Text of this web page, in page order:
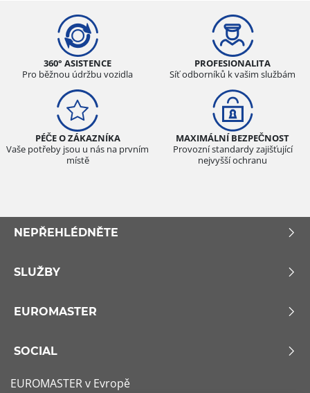
360° ASISTENCE
Pro běžnou údržbu vozidla
PROFESIONALITA
Síť odborníků k vašim službám
PÉČE O ZÁKAZNÍKA
Vaše potřeby jsou u nás na prvním
místě
MAXIMÁLNÍ BEZPEČNOST
Provozní standardy zajišťující
nejvyšší ochranu
NEPŘEHLÉDNĚTE
SLUŽBY
EUROMASTER
SOCIAL
EUROMASTER v Evropě